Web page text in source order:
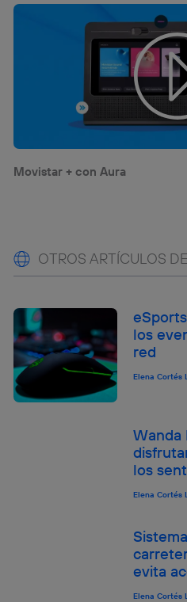
Movistar + con Aura
OTROS ARTÍCULOS
los
red
Elena Cortés
los
Elena Cortés
evita
Elena Cortés